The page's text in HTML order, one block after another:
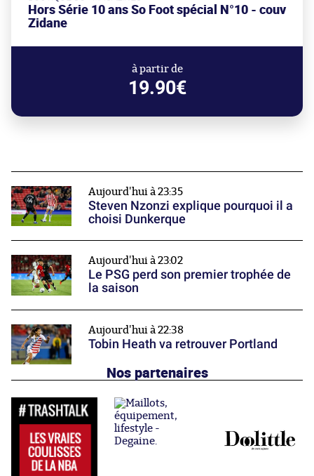
Hors Série 10 ans So Foot spécial N°10 - couv
Zidane
à partir de
19.90€
Aujourd'hui à 23:35
Steven Nzonzi explique pourquoi il a
choisi Dunkerque
Aujourd'hui à 23:02
Le PSG perd son premier trophée de
la saison
Aujourd'hui à 22:38
Tobin Heath va retrouver Portland
Nos partenaires